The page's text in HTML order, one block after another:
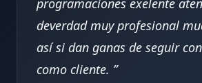
programaciones exelente
deverdad muy profesional
así si dan ganas de seguir
como cliente.